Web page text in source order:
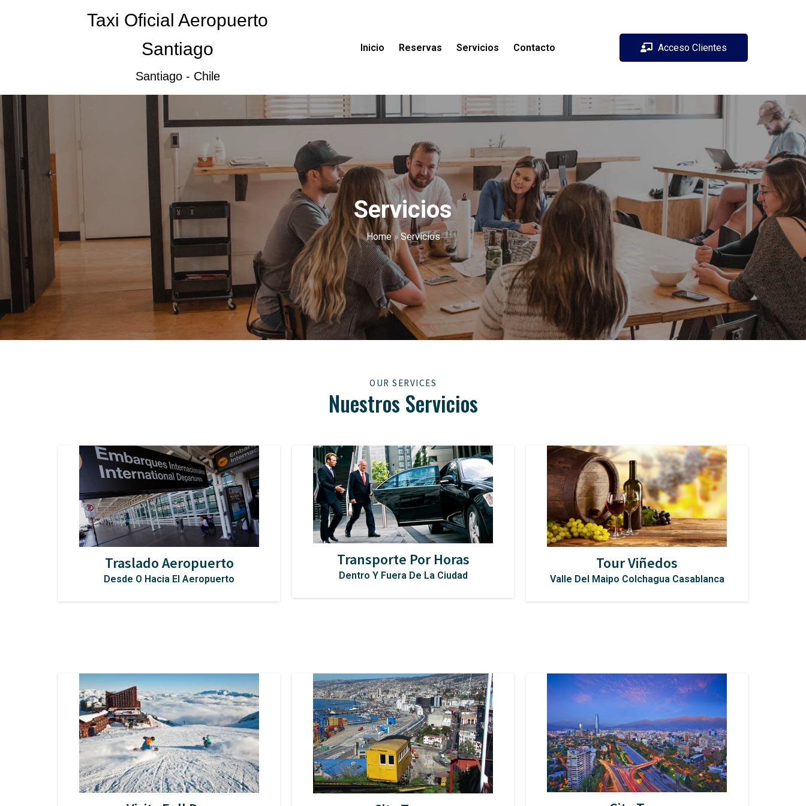
Taxi Oficial Aeropuerto
Santiago
Santiago - Chile
Inicio Reservas Servicios Contacto Acceso Clientes
Servicios
Home»Servicios
OUR SERVICES
Nuestros Servicios
Traslado Aeropuerto
Desde O Hacia El Aeropuerto
Transporte Por Horas
Dentro Y Fuera De La Ciudad
Tour Viñedos
Valle Del Maipo Colchagua Casablanca